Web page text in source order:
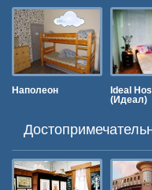
Наполеон
Ideal
(Идеал)